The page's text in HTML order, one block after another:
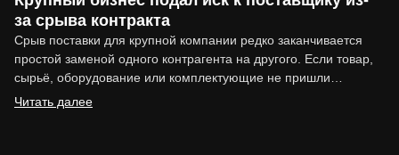
за срыва контракта
Срыв поставки для крупной компании редко заканчивается
простой заменой одного контрагента на другого. Если товар,
сырьё, оборудование или комплектующие не пришли
вовремя, последствия могут…
Читать далее